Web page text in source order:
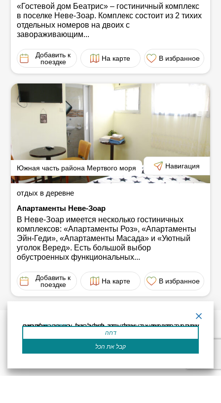
«Гостевой дом Беатрис» ‒ гостиничный комплекс
в поселке Неве-Зоар. Комплекс состоит из 2 тихих
отдельных номеров на двоих с
завораживающим...
Добавить к
поездке
На карте В избранное
Южная часть района Мертвого моря Навигация
отдых в деревне
Апартаменты Неве-Зоар
В Неве-Зоар имеется несколько гостиничных
комплексов: «Апартаменты Роз», «Апартаменты
Эйн-Геди», «Апартаменты Масада» и «Уютный
уголок Веред». Есть большой выбор
обустроенных функциональных...
Добавить к
поездке
На карте В избранное
אתר זה משתמש בעוגיות כדי לשפר את החוויה שלך.נניח שאתה בסדר עם זה, אבל אתה יכול לבטל את הסכמתך אם תרצה. קרא עוד
דחה
קבל את הכל